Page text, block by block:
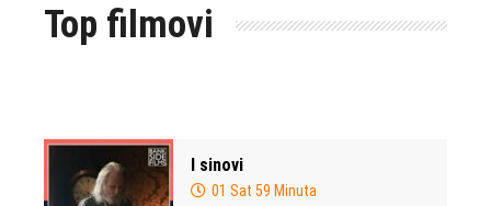
Top filmovi
I sinovi
01 Sat 59 Minuta